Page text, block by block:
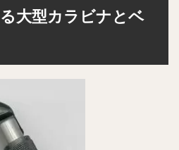
大型カラビナとベ